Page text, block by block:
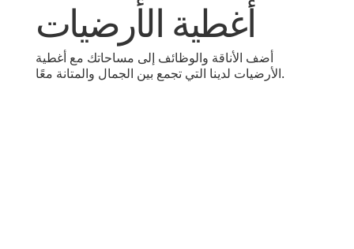
أغطية الأرضيات
أضف الأناقة والوظائف إلى مساحاتك مع أغطية
الأرضيات لدينا التي تجمع بين الجمال والمتانة معًا.